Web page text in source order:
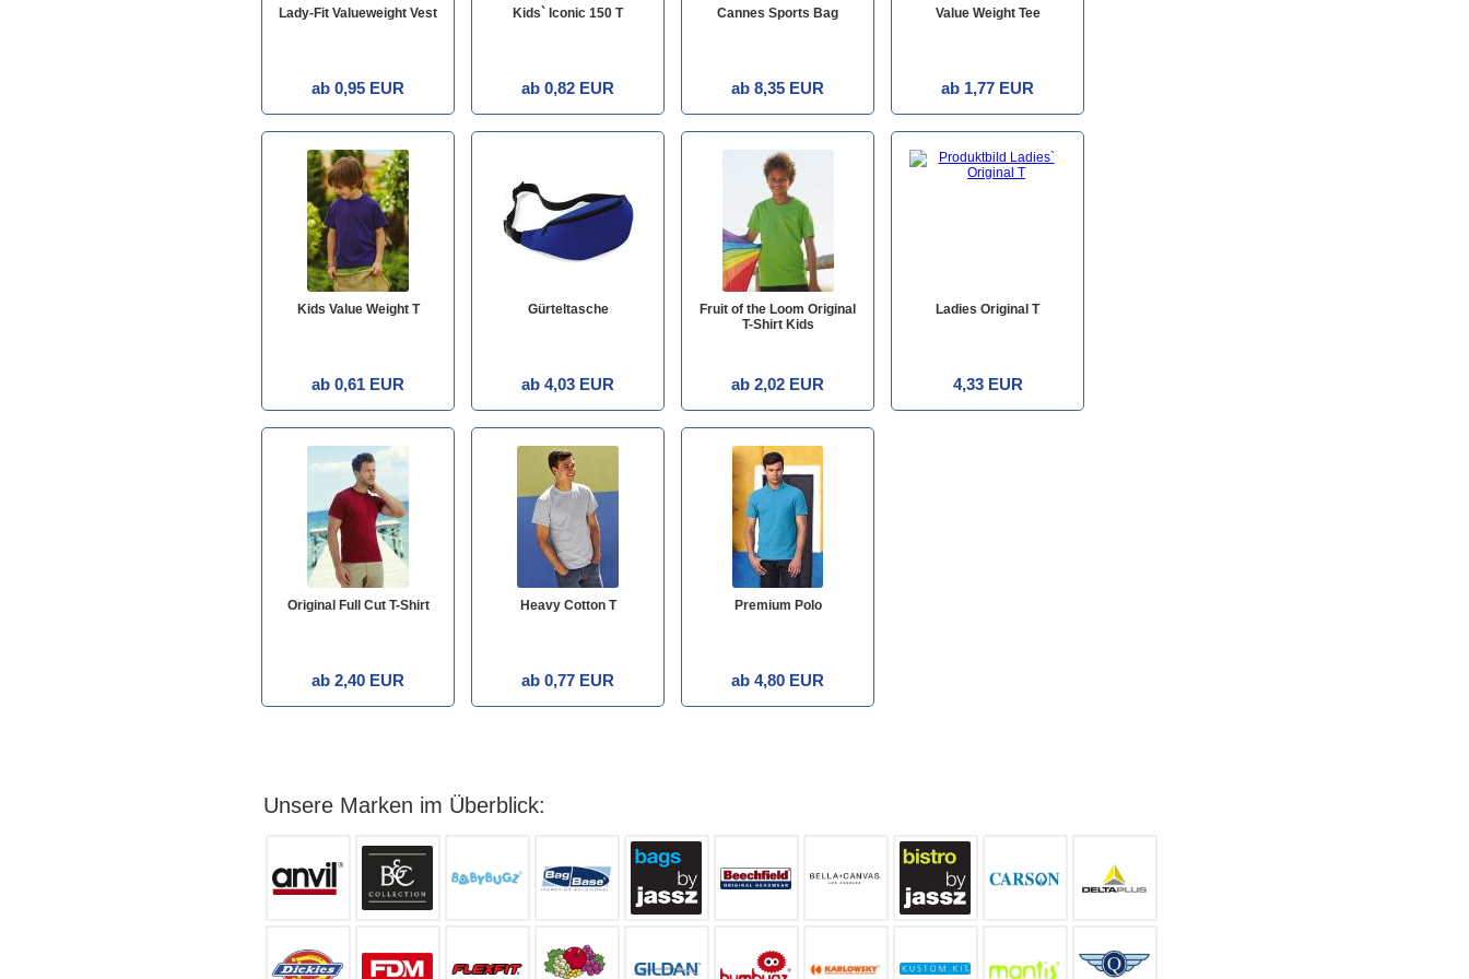
Lady-Fit Valueweight Vest
ab 0,95 EUR
Kids` Iconic 150 T
ab 0,82 EUR
Cannes Sports Bag
ab 8,35 EUR
Value Weight Tee
ab 1,77 EUR
Kids Value Weight T
ab 0,61 EUR
Gürteltasche
ab 4,03 EUR
Fruit of the Loom Original
T-Shirt Kids
ab 2,02 EUR
Ladies Original T
4,33 EUR
Original Full Cut T-Shirt
ab 2,40 EUR
Heavy Cotton T
ab 0,77 EUR
Premium Polo
ab 4,80 EUR
Unsere Marken im Überblick: